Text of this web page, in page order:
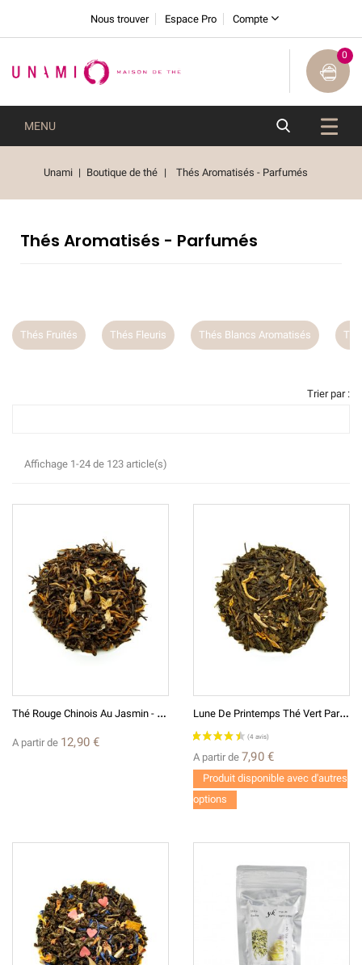
Nous trouver Espace Pro Compte
0
MENU
Unami Boutique de thé Thés Aromatisés - Parfumés
Thés Aromatisés - Parfumés
Thés Fruités Thés Fleuris Thés Blancs Aromatisés
Trier par :
Affichage 1-24 de 123 article(s)
T
Hé Rouge Chinois Au Jasmin - DianHong Jasmin - Printemps 2025
A partir de 12,90 €
L
Une De Printemps Thé Vert Parfumé
A partir de 7,90 €
Produit disponible avec d'autres
options